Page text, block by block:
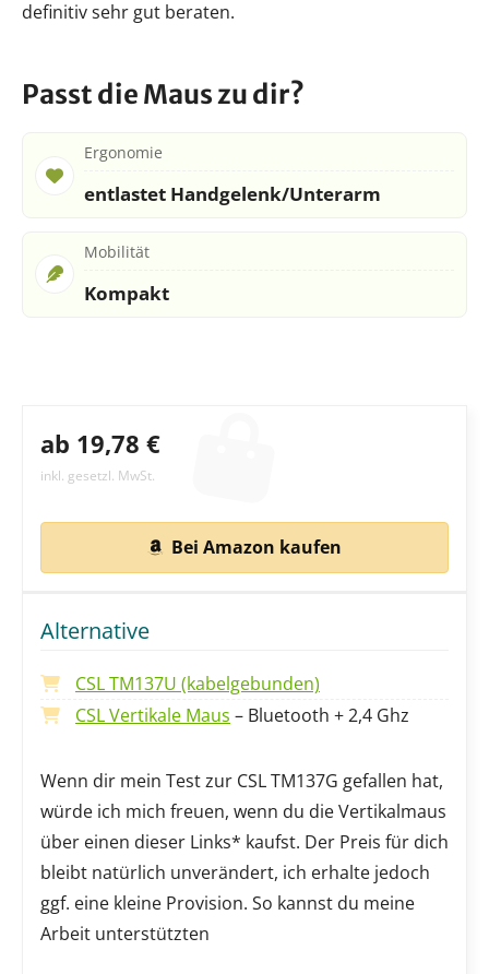
definitiv sehr gut beraten.
Passt die Maus zu dir?
Ergonomie
entlastet Handgelenk/Unterarm
Mobilität
Kompakt
ab 19,78 €
inkl. gesetzl. MwSt.
Bei Amazon kaufen
Alternative
CSL TM137U (kabelgebunden)
CSL Vertikale Maus – Bluetooth + 2,4 Ghz
Wenn dir mein Test zur CSL TM137G gefallen hat,
würde ich mich freuen, wenn du die Vertikalmaus
über einen dieser Links* kaufst. Der Preis für dich
bleibt natürlich unverändert, ich erhalte jedoch
ggf. eine kleine Provision. So kannst du meine
Arbeit unterstützten